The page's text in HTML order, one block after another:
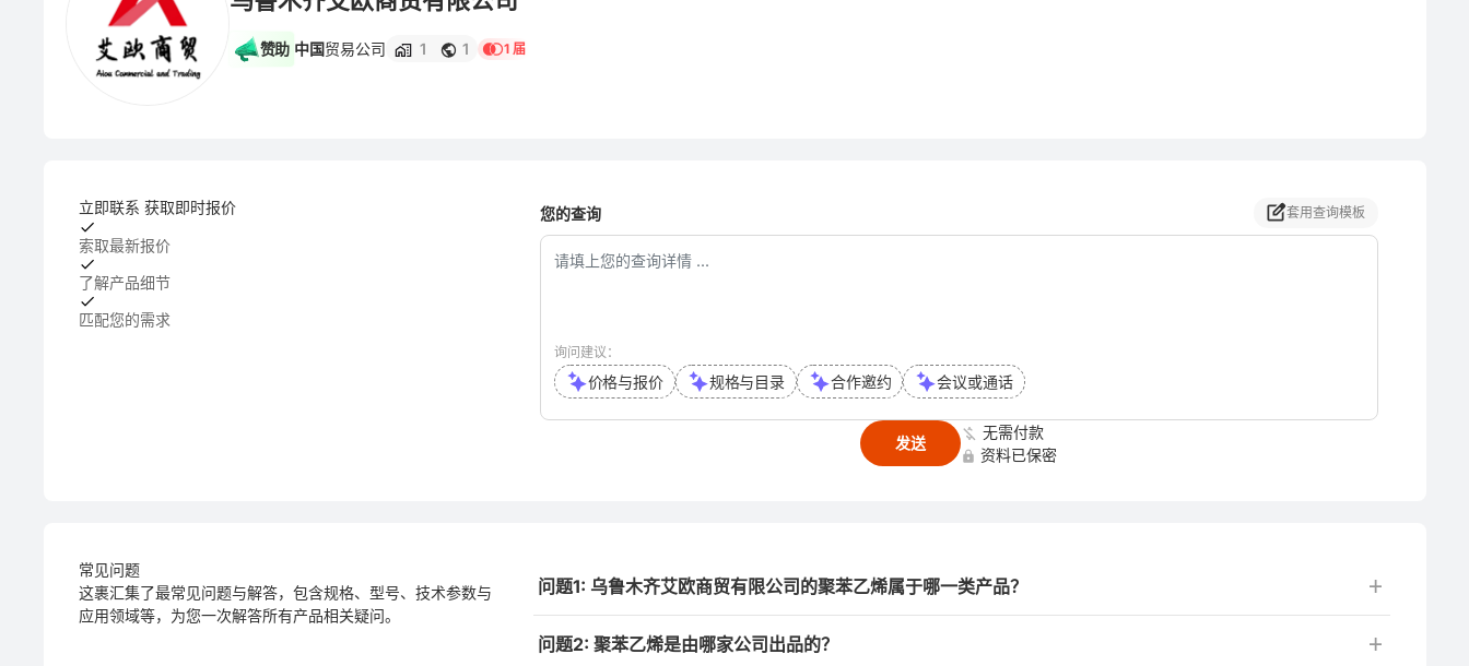
赞助 中国贸易公司 1 1 1 届
立即联系 获取即时报价
索取最新报价
了解产品细节
匹配您的需求
您的查询 套用查询模板
询问建议：
价格与报价 规格与目录 合作邀约 会议或通话
发送
无需付款
资料已保密
常见问题
这裹汇集了最常见问题与解答，包含规格、型号、技术参数与
应用领域等，为您一次解答所有产品相关疑问。
问题1: 乌鲁木齐艾欧商贸有限公司的聚苯乙烯属于哪一类产品？
问题2: 聚苯乙烯是由哪家公司出品的？